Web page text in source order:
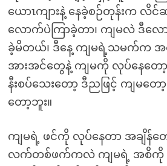
ယောၤကျားနဲ့ နေခဲ့စဉ်တုန်းက လိင်
လောက်ပဲကြာခဲ့တာ၊ ကျမလဲ ဒီလ
ခဲ့မိတယ်၊ ဒီနေ့ ကျမရဲ့သမက်က အ
အားအင်တွေနဲ့ ကျမကို လုပ်နေတေ
နီးစပ်သေးတော့ ဒီညဖြင့် ကျမတေ
တော့ဘူး။
ကျမရဲ့ ဖင်ကို လုပ်နေတာ အချိန်တေ
လက်တစ်ဖက်ကလဲ ကျမရဲ့ အစိကို က